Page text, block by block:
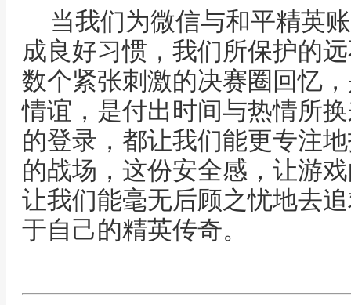
当我们为微信与和平精英
成良好习惯，我们所保护的
数个紧张刺激的决赛圈回忆
情谊，是付出时间与热情所
的登录，都让我们能更专注
的战场，这份安全感，让游
让我们能毫无后顾之忧地去
于自己的精英传奇。